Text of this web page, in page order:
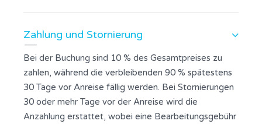
Zahlung und Stornierung
Bei der Buchung sind 10 % des Gesamtpreises zu
zahlen, während die verbleibenden 90 % spätestens
30 Tage vor Anreise fällig werden. Bei Stornierungen
30 oder mehr Tage vor der Anreise wird die
Anzahlung erstattet, wobei eine Bearbeitungsgebühr